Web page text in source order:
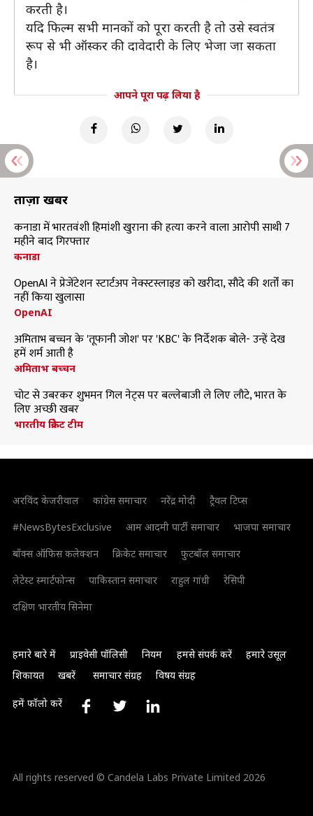
करती है।
यदि फिल्म सभी मानकों को पूरा करती है तो उसे स्वतंत्र
रूप से भी ऑस्कर की दावेदारी के लिए भेजा जा सकता
है।
आपने पूरा पढ़ लिया है
ताज़ा खबरें
कनाडा में भारतवंशी हिमांशी खुराना की हत्या करने वाला आरोपी साथी 7
महीने बाद गिरफ्तार
कनाडा
OpenAI ने प्रेजेंटेशन स्टार्टअप नेक्स्टस्लाइड को खरीदा, सौदे की शर्तों का
नहीं किया खुलासा
OpenAI
अमिताभ बच्चन के 'तूफानी जोश' पर 'KBC' के निर्देशक बोले- उन्हें देख
हमें शर्म आती है
अमिताभ बच्चन
चोट से उबरकर शुभमन गिल नेट्स पर बल्लेबाजी ले लिए लौटे, भारत के
लिए अच्छी खबर
भारतीय क्रिकेट टीम
अरविंद केजरीवाल कांग्रेस समाचार नरेंद्र मोदी
ट्रैवल टिप्स
#NewsBytesExclusive
आम आदमी पार्टी समाचार
भाजपा समाचार
बॉक्स ऑफिस कलेक्शन
क्रिकेट समाचार
फुटबॉल समाचार
लेटेस्ट स्मार्टफोन्स
पाकिस्तान समाचार राहुल गांधी
रेसिपी
दक्षिण भारतीय सिनेमा
हमारे बारे में प्राइवेसी पॉलिसी नियम हमसे संपर्क करें
हमारे उसूल
शिकायत
खबरें समाचार संग्रह विषय संग्रह
हमें फॉलो करें
All rights reserved © Candela Labs Private Limited 2026